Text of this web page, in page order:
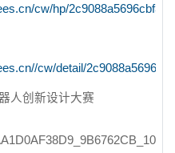
cw/hp/
cw/detail/
人创新设计大赛